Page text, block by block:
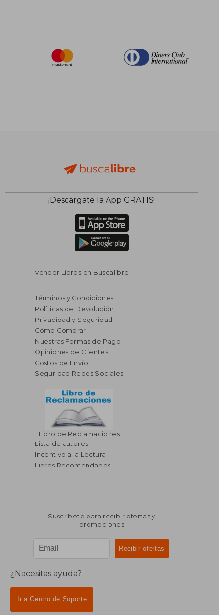
¡Descárgate la App GRATIS!
Vender Libros en Buscalibre
Términos y Condiciones
Políticas de Devolución
Privacidad y Seguridad
Cómo Comprar
Nuestras Formas de Pago
Opiniones de Clientes
Costos de Envío
Seguridad Redes Sociales
Libro de Reclamaciones
Lista de autores
Incentivo a la Lectura
Libros Recomendados
Suscríbete para recibir ofertas y
promociones
¿Necesitas ayuda?
Ir a Centro de Soporte